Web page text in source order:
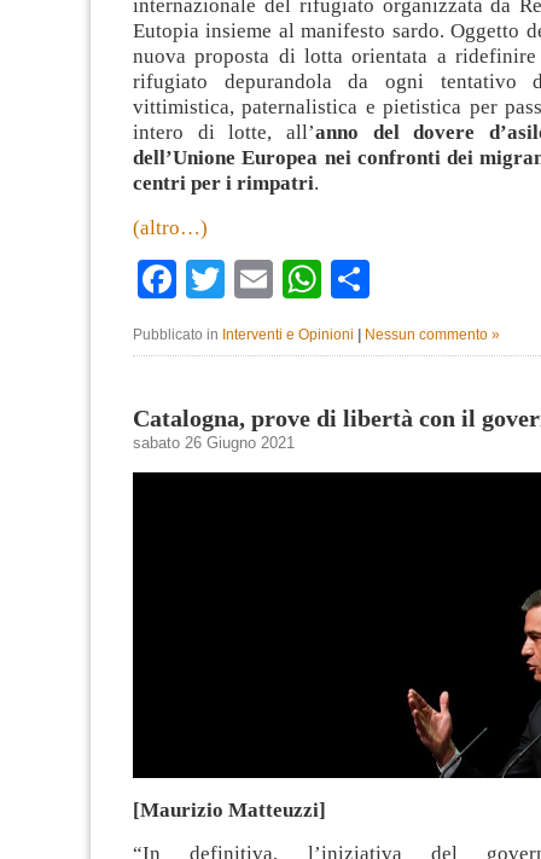
internazionale del rifugiato organizzata da
Eutopia insieme al manifesto sardo. Oggetto
nuova proposta di lotta orientata a
rifugiato depurandola da ogni tentativo
vittimistica, paternalistica e pietistica per
intero di lotte, all’anno del dovere
dell’Unione Europea nei confronti dei
centri per i rimpatri.
(altro…)
Facebook
TwitterEmailWhatsApp
Pubblicato in Interventi e Opinioni | Nessun commento »
Catalogna, prove di libertà con il
sabato 26 Giugno 2021
[Maurizio Matteuzzi]
“In definitiva, l’iniziativa del